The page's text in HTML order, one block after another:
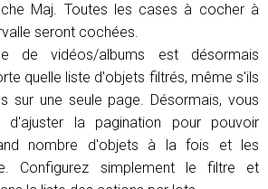
Maj. Toutes les cases à cocher à
seront cochées.
de vidéos/albums est désormais
quelle liste d'objets filtrés, même s'ils
sur une seule page. Désormais, vous
d'ajuster la pagination pour pouvoir
nombre d'objets à la fois et les
Configurez simplement le filtre et